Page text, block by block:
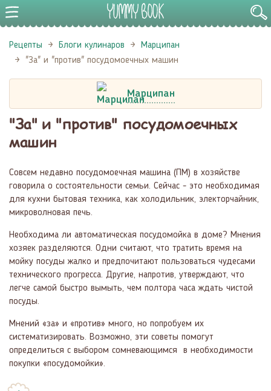
Рецепты Блоги кулинаров
Марципан
"За" и "против" посудомоечных машин
Марципан
"За" и "против" посудомоечных
машин
Совсем недавно посудомоечная машина (ПМ) в хозяйстве
говорила о состоятельности семьи. Сейчас - это необходимая
для кухни бытовая техника, как холодильник, электорчайник,
микроволновая печь.
Необходима ли автоматическая посудомойка в доме? Мнения
хозяек разделяются. Одни считают, что тратить время на
мойку посуды жалко и предпочитают пользоваться чудесами
технического прогресса. Другие, напротив, утверждают, что
легче самой быстро вымыть, чем полтора часа ждать чистой
посуды.
Мнений «за» и «против» много, но попробуем их
систематизировать. Возможно, эти советы помогут
определиться с выбором сомневающимся в необходимости
покупки «посудомойки».